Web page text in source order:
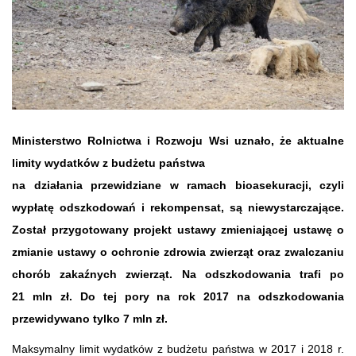
Ministerstwo Rolnictwa i Rozwoju Wsi uznało, że aktualne
limity wydatków z budżetu państwa
na działania przewidziane w ramach bioasekuracji, czyli
wypłatę odszkodowań i rekompensat, są niewystarczające.
Został przygotowany projekt ustawy zmieniającej ustawę o
zmianie ustawy o ochronie zdrowia zwierząt oraz zwalczaniu
chorób zakaźnych zwierząt.
Na odszkodowania trafi po
21 mln zł. Do tej pory na rok 2017 na odszkodowania
przewidywano tylko 7 mln zł.
Maksymalny limit wydatków z budżetu państwa w 2017 i 2018 r.